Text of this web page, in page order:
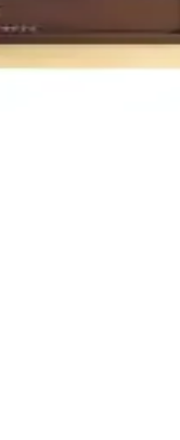
Çözümü